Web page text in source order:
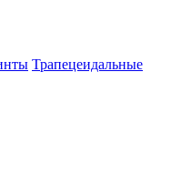
Трапецеидальные